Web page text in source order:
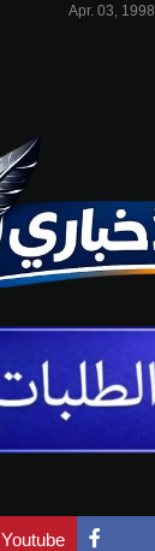
Apr. 03, 1998
Youtube